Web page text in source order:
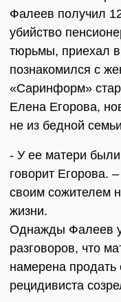
Фалеев получил
убийство
тюрьмы, приехал в
познакомился с
«Саринформ»
Елена Егорова,
не из бедной
- У ее матери
говорит Егорова.
своим сожителем
жизни.
Однажды Фалеев
разговоров, что
намерена продать
рецидивиста